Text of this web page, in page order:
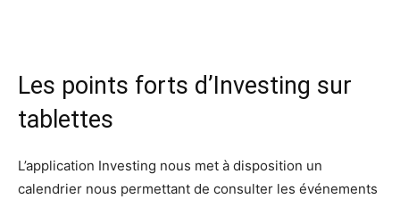
Les points forts d’Investing sur
tablettes
L’application Investing nous met à disposition un
calendrier nous permettant de consulter les événements